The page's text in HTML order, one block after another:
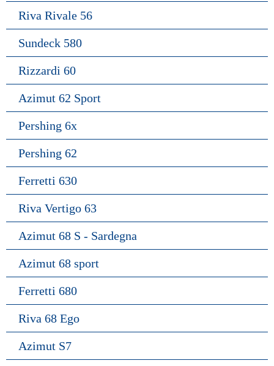
Riva Rivale 56
Sundeck 580
Rizzardi 60
Azimut 62 Sport
Pershing 6x
Pershing 62
Ferretti 630
Riva Vertigo 63
Azimut 68 S - Sardegna
Azimut 68 sport
Ferretti 680
Riva 68 Ego
Azimut S7